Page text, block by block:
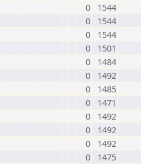
0
1544
0
1544
0
1544
0
1501
0
1484
0
1492
0
1485
0
1471
0
1492
0
1492
0
1492
0
1475